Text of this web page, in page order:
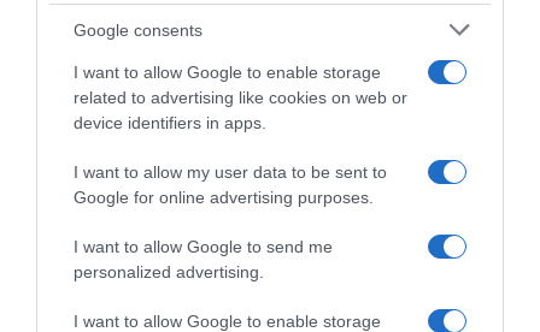
Google consents
I want to allow Google to enable storage
related to advertising like cookies on web or
device identifiers in apps.
I want to allow my user data to be sent to
Google for online advertising purposes.
I want to allow Google to send me
personalized advertising.
I want to allow Google to enable storage
Lucros da Ryanair subiram 40% para 2.260
milhões de euros